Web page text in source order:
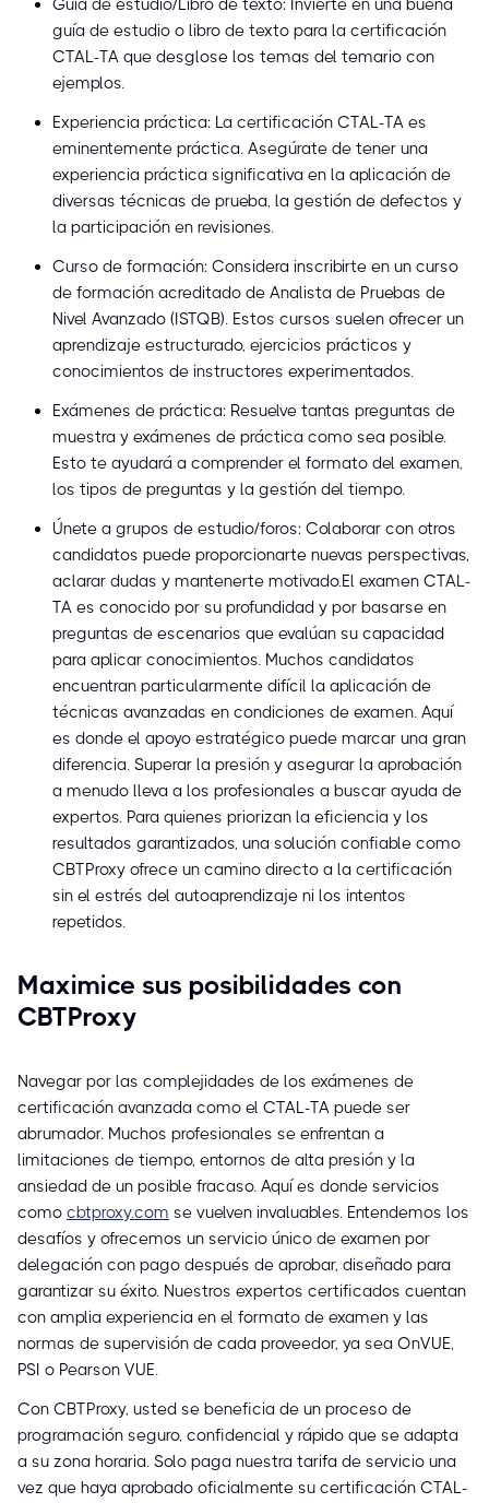
Guía de estudio/Libro de texto: Invierte en una buena
guía de estudio o libro de texto para la certificación
CTAL-TA que desglose los temas del temario con
ejemplos.
Experiencia práctica: La certificación CTAL-TA es
eminentemente práctica. Asegúrate de tener una
experiencia práctica significativa en la aplicación de
diversas técnicas de prueba, la gestión de defectos y
la participación en revisiones.
Curso de formación: Considera inscribirte en un curso
de formación acreditado de Analista de Pruebas de
Nivel Avanzado (ISTQB). Estos cursos suelen ofrecer un
aprendizaje estructurado, ejercicios prácticos y
conocimientos de instructores experimentados.
Exámenes de práctica: Resuelve tantas preguntas de
muestra y exámenes de práctica como sea posible.
Esto te ayudará a comprender el formato del examen,
los tipos de preguntas y la gestión del tiempo.
Únete a grupos de estudio/foros: Colaborar con otros
candidatos puede proporcionarte nuevas perspectivas,
aclarar dudas y mantenerte motivado.El examen CTAL-
TA es conocido por su profundidad y por basarse en
preguntas de escenarios que evalúan su capacidad
para aplicar conocimientos. Muchos candidatos
encuentran particularmente difícil la aplicación de
técnicas avanzadas en condiciones de examen. Aquí
es donde el apoyo estratégico puede marcar una gran
diferencia. Superar la presión y asegurar la aprobación
a menudo lleva a los profesionales a buscar ayuda de
expertos. Para quienes priorizan la eficiencia y los
resultados garantizados, una solución confiable como
CBTProxy ofrece un camino directo a la certificación
sin el estrés del autoaprendizaje ni los intentos
repetidos.
Maximice sus posibilidades con
CBTProxy
Navegar por las complejidades de los exámenes de
certificación avanzada como el CTAL-TA puede ser
abrumador. Muchos profesionales se enfrentan a
limitaciones de tiempo, entornos de alta presión y la
ansiedad de un posible fracaso. Aquí es donde servicios
como cbtproxy.com se vuelven invaluables. Entendemos los
desafíos y ofrecemos un servicio único de examen por
delegación con pago después de aprobar, diseñado para
garantizar su éxito. Nuestros expertos certificados cuentan
con amplia experiencia en el formato de examen y las
normas de supervisión de cada proveedor, ya sea OnVUE,
PSI o Pearson VUE.
Con CBTProxy, usted se beneficia de un proceso de
programación seguro, confidencial y rápido que se adapta
a su zona horaria. Solo paga nuestra tarifa de servicio una
vez que haya aprobado oficialmente su certificación CTAL-